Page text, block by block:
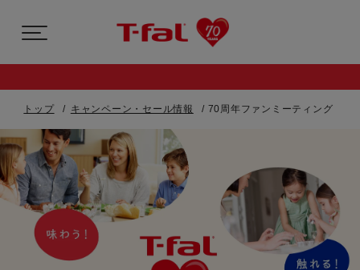
トップ キャンペーン・セール情報 70周年ファンミーティング